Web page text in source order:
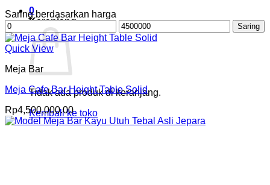
0
Keranjang
Tidak ada produk di keranjang.
Kembali ke toko
Saring berdasarkan harga
Harga
terendah
Harga
tertinggi
Saring
Quick View
Meja Bar
Meja Cafe Bar Height Table Solid
Rp4,500,000.00